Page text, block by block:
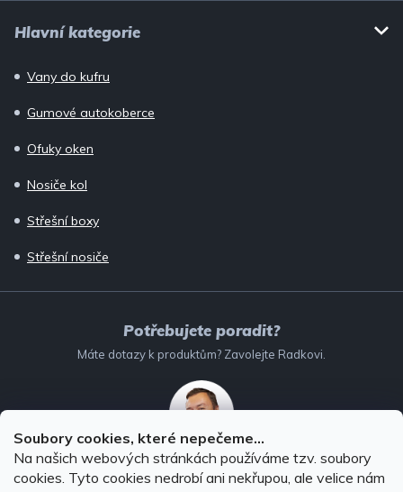
Soubory cookies, které nepečeme...
Na našich webových stránkách používáme tzv. soubory
cookies. Tyto cookies nedrobí ani nekřupou, ale velice nám
Hlavní kategorie
Vany do kufru
Gumové autokoberce
Ofuky oken
Nosiče kol
Střešní boxy
Střešní nosiče
Potřebujete poradit?
Máte dotazy k produktům? Zavolejte Radkovi.
732 147 896 (Po–Pá: 8–16:00)